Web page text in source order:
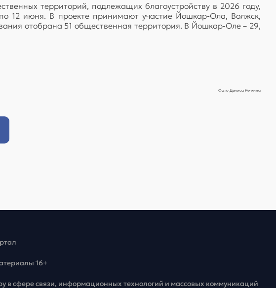
территорий, подлежащих благоустройству в 2026 году,
12 июня. В проекте принимают участие Йошкар-Ола, Волжск,
отобрана 51 общественная территория. В Йошкар-Оле – 29,
Фото Дениса Речкина
16+
сфере связи, информационных технологий и массовых коммуникаций